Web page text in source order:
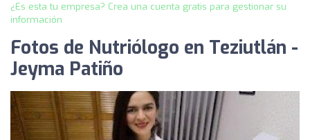
¿Es esta tu empresa? Crea una cuenta gratis para gestionar su
información
Fotos de Nutriólogo en Teziutlán -
Jeyma Patiño